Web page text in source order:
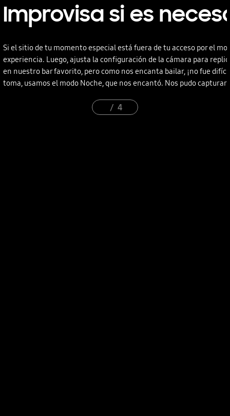
Improvisa si es
Si el sitio de tu momento especial está fuera de tu acceso por el
experiencia. Luego, ajusta la configuración de la cámara para
en nuestro bar favorito, pero como nos encanta bailar, ¡no fue
toma, usamos el modo Noche, que nos encantó. Nos pudo
4